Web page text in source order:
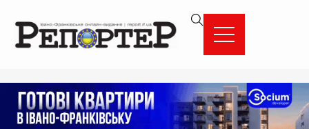
вмісту